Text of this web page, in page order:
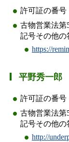
許可証の番号
古物営業法第
記号その他の
https://
平野秀一郎
許可証の番号
古物営業法第
記号その他の
http://